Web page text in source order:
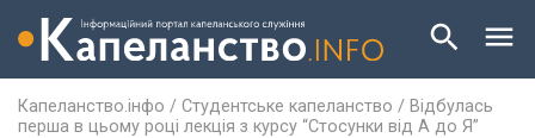
Капеланство.інфо / Студентське капеланство / Відбулась
перша в цьому році лекція з курсу “Стосунки від А до Я”